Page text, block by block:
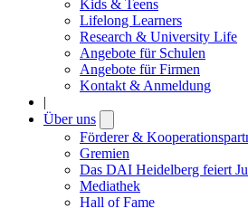
Kids & Teens
Lifelong Learners
Research & University Life
Angebote für Schulen
Angebote für Firmen
Kontakt & Anmeldung
|
Über uns
submenu
Förderer &
Gremien
Das DAI Heidelberg feiert
Mediathek
Hall of Fame